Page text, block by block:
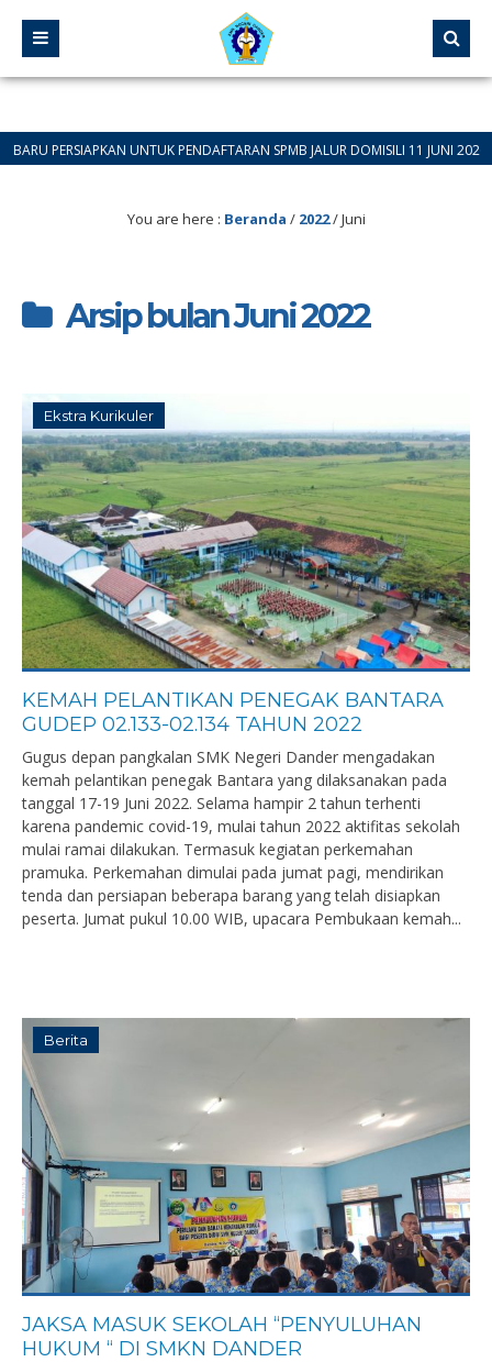
UNTUK PENDAFTARAN SPMB JALUR DOMISILI 11 JUNI 2026 SAMPAI
You are here : Beranda / 2022/Juni
Arsip bulan Juni 2022
Ekstra Kurikuler
KEMAH PELANTIKAN PENEGAK BANTARA
GUDEP 02.133-02.134 TAHUN 2022
Gugus depan pangkalan SMK Negeri Dander mengadakan
kemah pelantikan penegak Bantara yang dilaksanakan pada
tanggal 17-19 Juni 2022. Selama hampir 2 tahun terhenti
karena pandemic covid-19, mulai tahun 2022 aktifitas sekolah
mulai ramai dilakukan. Termasuk kegiatan perkemahan
pramuka. Perkemahan dimulai pada jumat pagi, mendirikan
tenda dan persiapan beberapa barang yang telah disiapkan
peserta. Jumat pukul 10.00 WIB, upacara Pembukaan kemah...
Berita
JAKSA MASUK SEKOLAH “PENYULUHAN
HUKUM “ DI SMKN DANDER